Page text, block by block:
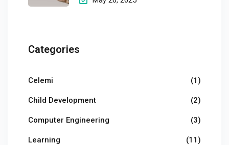
Categories
Celemi (1)
Child Development (2)
Computer Engineering (3)
Learning (11)